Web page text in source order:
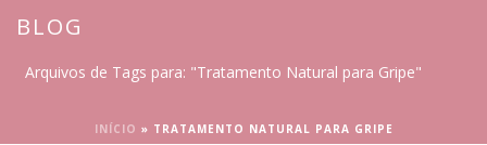
BLOG
Arquivos de Tags para: "Tratamento Natural para Gripe"
INÍCIO » TRATAMENTO NATURAL PARA GRIPE